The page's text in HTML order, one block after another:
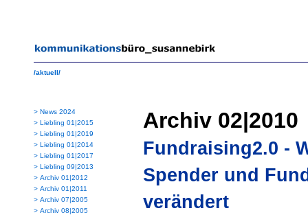
/aktuell/
> News 2024
> Liebling 01|2015
> Liebling 01|2019
> Liebling 01|2014
> Liebling 01|2017
> Liebling 09|2013
> Archiv 01|2012
> Archiv 01|2011
> Archiv 07|2005
> Archiv 08|2005
Archiv 02|2010
Fundraising2.0 -
Spender und
verändert